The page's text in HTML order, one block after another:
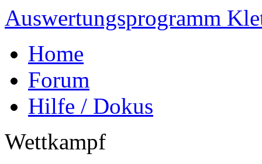
Auswertungsprogramm
Home
Forum
Hilfe / Dokus
Wettkampf